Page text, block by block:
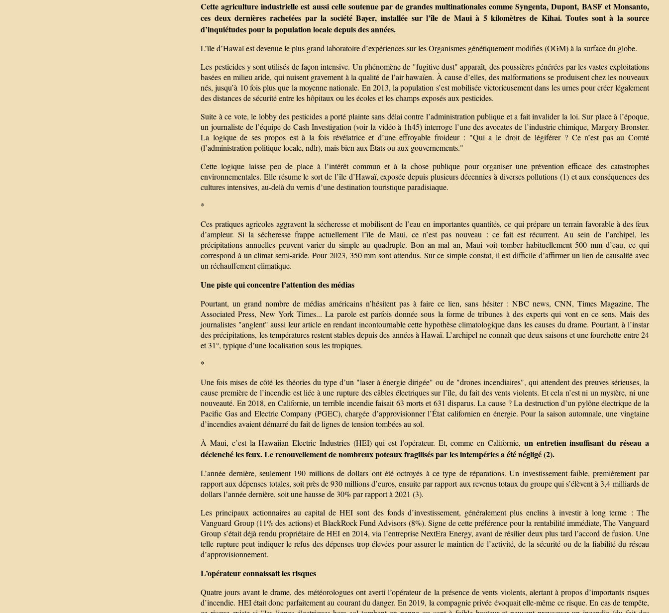
Cette agriculture industrielle est aussi celle soutenue par de grandes multinationales comme Syngenta, Dupont, BASF et Monsanto,
ces deux dernières rachetées par la société Bayer, installée sur l’île de Maui à 5 kilomètres de Kihai. Toutes sont à la source
d’inquiétudes pour la population locale depuis des années.
L’île d’Hawaï est devenue le plus grand laboratoire d’expériences sur les Organismes génétiquement modifiés (OGM) à la surface du globe.
Les pesticides y sont utilisés de façon intensive. Un phénomène de "fugitive dust" apparaît, des poussières générées par les vastes exploitations
basées en milieu aride, qui nuisent gravement à la qualité de l’air hawaïen. À cause d’elles, des malformations se produisent chez les nouveaux
nés, jusqu’à 10 fois plus que la moyenne nationale. En 2013, la population s’est mobilisée victorieusement dans les urnes pour créer légalement
des distances de sécurité entre les hôpitaux ou les écoles et les champs exposés aux pesticides.
Suite à ce vote, le lobby des pesticides a porté plainte sans délai contre l’administration publique et a fait invalider la loi. Sur place à l’époque,
un journaliste de l’équipe de Cash Investigation (voir la vidéo à 1h45) interroge l’une des avocates de l’industrie chimique, Margery Bronster.
La logique de ses propos est à la fois révélatrice et d’une effroyable froideur : "Qui a le droit de légiférer ? Ce n’est pas au Comté
(l’administration politique locale, ndlr), mais bien aux États ou aux gouvernements."
Cette logique laisse peu de place à l’intérêt commun et à la chose publique pour organiser une prévention efficace des catastrophes
environnementales. Elle résume le sort de l’île d’Hawaï, exposée depuis plusieurs décennies à diverses pollutions (1) et aux conséquences des
cultures intensives, au-delà du vernis d’une destination touristique paradisiaque.
*
Ces pratiques agricoles aggravent la sécheresse et mobilisent de l’eau en importantes quantités, ce qui prépare un terrain favorable à des feux
d’ampleur. Si la sécheresse frappe actuellement l’île de Maui, ce n’est pas nouveau : ce fait est récurrent. Au sein de l’archipel, les
précipitations annuelles peuvent varier du simple au quadruple. Bon an mal an, Maui voit tomber habituellement 500 mm d’eau, ce qui
correspond à un climat semi-aride. Pour 2023, 350 mm sont attendus. Sur ce simple constat, il est difficile d’affirmer un lien de causalité avec
un réchauffement climatique.
Une piste qui concentre l’attention des médias
Pourtant, un grand nombre de médias américains n’hésitent pas à faire ce lien, sans hésiter : NBC news, CNN, Times Magazine, The
Associated Press, New York Times... La parole est parfois donnée sous la forme de tribunes à des experts qui vont en ce sens. Mais des
journalistes "anglent" aussi leur article en rendant incontournable cette hypothèse climatologique dans les causes du drame. Pourtant, à l’instar
des précipitations, les températures restent stables depuis des années à Hawaï. L’archipel ne connaît que deux saisons et une fourchette entre 24
et 31°, typique d’une localisation sous les tropiques.
*
Une fois mises de côté les théories du type d’un "laser à énergie dirigée" ou de "drones incendiaires", qui attendent des preuves sérieuses, la
cause première de l’incendie est liée à une rupture des câbles électriques sur l’île, du fait des vents violents. Et cela n’est ni un mystère, ni une
nouveauté. En 2018, en Californie, un terrible incendie faisait 63 morts et 631 disparus. La cause ? La destruction d’un pylône électrique de la
Pacific Gas and Electric Company (PGEC), chargée d’approvisionner l’État californien en énergie. Pour la saison automnale, une vingtaine
d’incendies avaient démarré du fait de lignes de tension tombées au sol.
À Maui, c’est la Hawaiian Electric Industries (HEI) qui est l’opérateur. Et, comme en Californie, un entretien insuffisant du réseau a
déclenché les feux. Le renouvellement de nombreux poteaux fragilisés par les intempéries a été négligé (2).
L’année dernière, seulement 190 millions de dollars ont été octroyés à ce type de réparations. Un investissement faible, premièrement par
rapport aux dépenses totales, soit près de 930 millions d’euros, ensuite par rapport aux revenus totaux du groupe qui s’élèvent à 3,4 milliards de
dollars l’année dernière, soit une hausse de 30% par rapport à 2021 (3).
Les principaux actionnaires au capital de HEI sont des fonds d’investissement, généralement plus enclins à investir à long terme : The
Vanguard Group (11% des actions) et BlackRock Fund Advisors (8%). Signe de cette préférence pour la rentabilité immédiate, The Vanguard
Group s’était déjà rendu propriétaire de HEI en 2014, via l’entreprise NextEra Energy, avant de résilier deux plus tard l’accord de fusion. Une
telle rupture peut indiquer le refus des dépenses trop élevées pour assurer le maintien de l’activité, de la sécurité ou de la fiabilité du réseau
d’approvisionnement.
L’opérateur connaissait les risques
Quatre jours avant le drame, des météorologues ont averti l’opérateur de la présence de vents violents, alertant à propos d’importants risques
d’incendie. HEI était donc parfaitement au courant du danger. En 2019, la compagnie privée évoquait elle-même ce risque. En cas de tempête,